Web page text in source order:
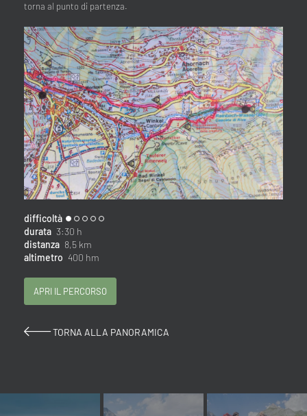
torna al punto di partenza.
difficoltà
durata 3:30 h
distanza 8,5 km
altimetro 400 hm
APRI IL PERCORSO
TORNA ALLA PANORAMICA